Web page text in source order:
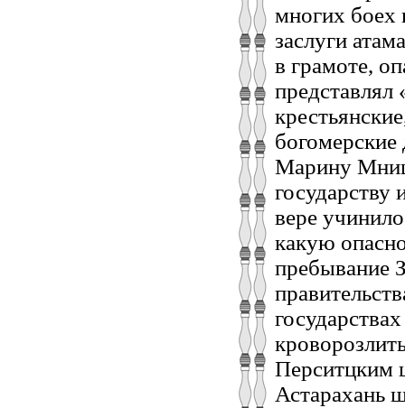
многих боех
заслуги
в грамоте,
представлял
богомерские
Марину
государству
вере
какую
пребывание
Перситцким
Астарахань